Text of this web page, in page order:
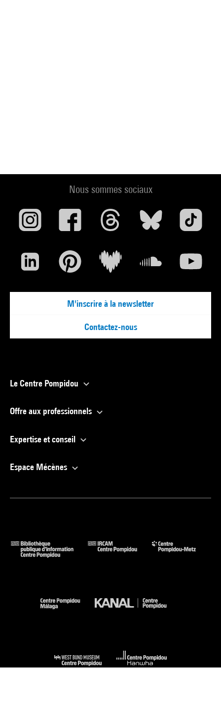
Nous sommes sociaux
M'inscrire à la newsletter
Contactez-nous
Le Centre Pompidou
Offre aux professionnels
Expertise et conseil
Espace Mécènes